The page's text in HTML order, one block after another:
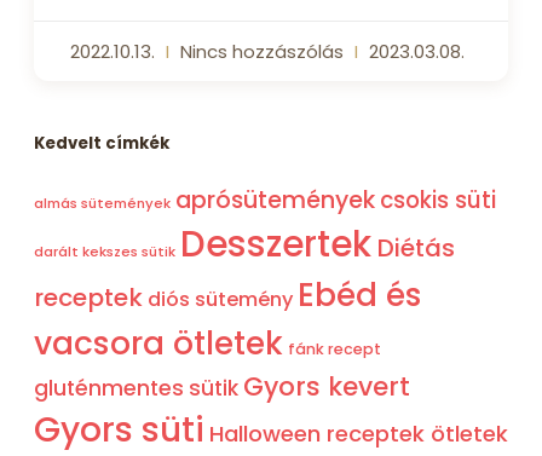
2022.10.13. Nincs hozzászólás 2023.03.08.
Kedvelt címkék
almás sütemények aprósüteményekcsokis süti
darált kekszes sütik Desszertek Diétás
receptek diós sütemény Ebéd és
vacsora ötletek fánk recept
gluténmentes sütik Gyors kevert
Gyors süti Halloween receptek ötletek